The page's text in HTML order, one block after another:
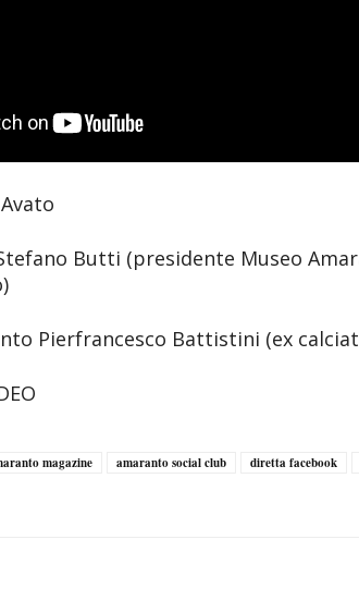
Butti (presidente Museo
Pierfrancesco Battistini (ex
magazine amaranto social club diretta facebook